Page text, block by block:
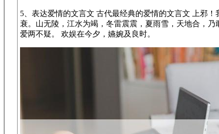
5、表达爱情的文言文 古代最经典的爱情的文言文 上邪
衰。山无陵，江水为竭，冬雷震震，夏雨雪，天地合，
爱两不疑。 欢娱在今夕，嬿婉及良时。